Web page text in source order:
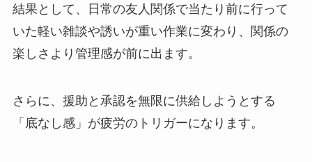
結果として、日常の友人関係で当たり前に行って
いた軽い雑談や誘いが重い作業に変わり、関係の
楽しさより管理感が前に出ます。
さらに、援助と承認を無限に供給しようとする
「底なし感」が疲労のトリガーになります。